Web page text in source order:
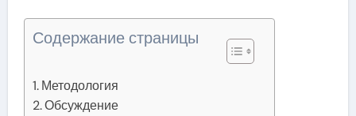
Содержание страницы
Методология
Обсуждение